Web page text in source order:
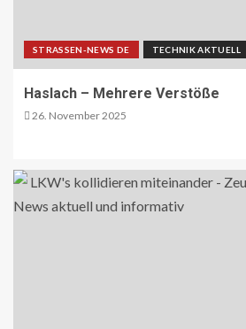
STRASSEN-NEWS DE TECHNIK AKTUELL
Haslach – Mehrere Verstöße
26. November 2025